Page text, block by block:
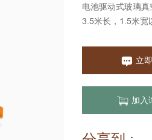
电池驱动式玻璃
3.5米长，1.5米宽
立
加入